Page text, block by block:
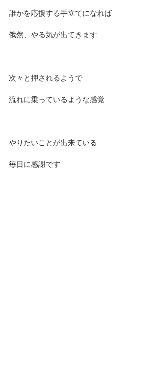
誰かを応援する手立てになれば
俄然、やる気が出てきます
次々と押されるようで
流れに乗っているような感覚
やりたいことが出来ている
毎日に感謝です